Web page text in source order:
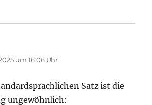
um 16:06 Uhr
Satz ist die
ungewöhnlich: